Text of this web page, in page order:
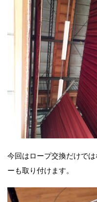
今回はロープ交換だけで
ーも取り付けます。